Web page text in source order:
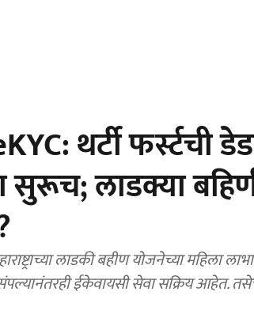
थर्टी फर्स्टची
लाडक्या
लाडकी बहीण योजनेच्या महिला
ईकेवायसी सेवा सक्रिय आहेत.